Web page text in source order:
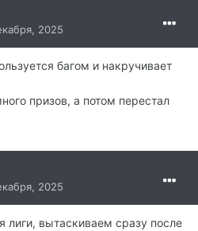
2025
багом и накручивает
призов, а потом перестал
2025
лиги, вытаскиваем сразу после